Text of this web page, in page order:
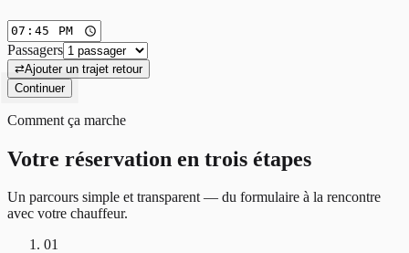
Passagers
⇄Ajouter un trajet retour
Continuer
Comment ça marche
Votre réservation en trois étapes
Un parcours simple et transparent — du formulaire à la rencontre
avec votre chauffeur.
01